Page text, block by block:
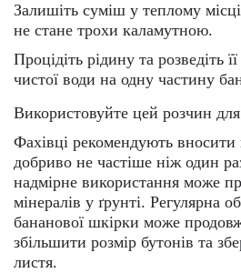
Залишіть суміш у теплому
не стане трохи каламутною.
Процідіть рідину та розведіть
чистої води на одну частину
Використовуйте цей розчин
Фахівці рекомендують вносити
добриво не частіше ніж один
надмірне використання може
мінералів у ґрунті. Регулярна
бананової шкірки може
збільшити розмір бутонів та
листя.